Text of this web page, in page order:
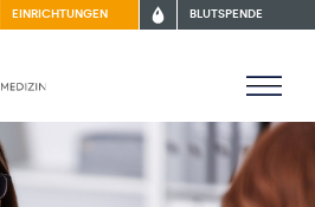
EINRICHTUNGEN BLUTSPENDE